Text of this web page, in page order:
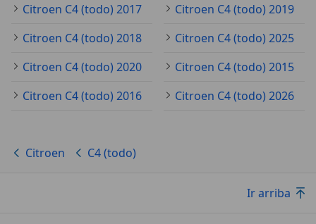
Citroen C4 (todo) 2017
Citroen C4 (todo) 2019
Citroen C4 (todo) 2018
Citroen C4 (todo) 2025
Citroen C4 (todo) 2020
Citroen C4 (todo) 2015
Citroen C4 (todo) 2016
Citroen C4 (todo) 2026
Citroen C4 (todo)
Ir arriba